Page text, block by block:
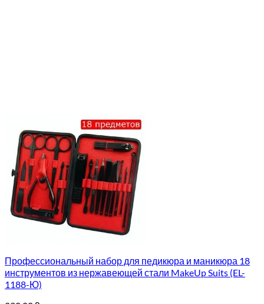
Профессиональный набор для педикюра и маникюра 18
инструментов из нержавеющей стали MakeUp Suits (EL-
1188-Ю)